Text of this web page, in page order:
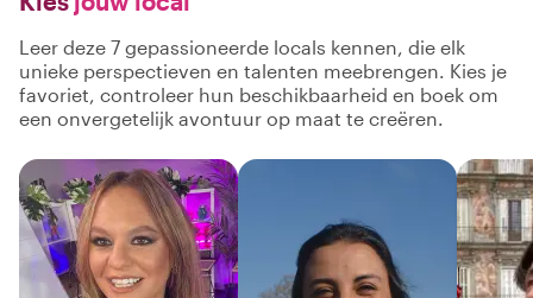
Leer deze 7 gepassioneerde locals kennen, die elk
unieke perspectieven en talenten meebrengen. Kies je
favoriet, controleer hun beschikbaarheid en boek om
een onvergetelijk avontuur op maat te creëren.